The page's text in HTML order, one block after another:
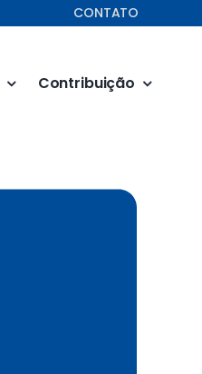
CONTATO
Contribuição